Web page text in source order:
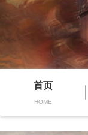
首页
HOME